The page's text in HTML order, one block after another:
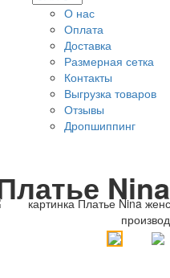
О нас
Оплата
Доставка
Размерная сетка
Контакты
Выгрузка товаров
Отзывы
Дропшиппинг
Nina